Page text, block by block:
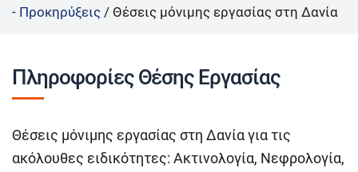
- Προκηρύξεις / Θέσεις μόνιμης εργασίας στη Δανία
Πληροφορίες Θέσης Εργασίας
Θέσεις μόνιμης εργασίας στη Δανία για τις
ακόλουθες ειδικότητες: Ακτινολογία, Νεφρολογία,